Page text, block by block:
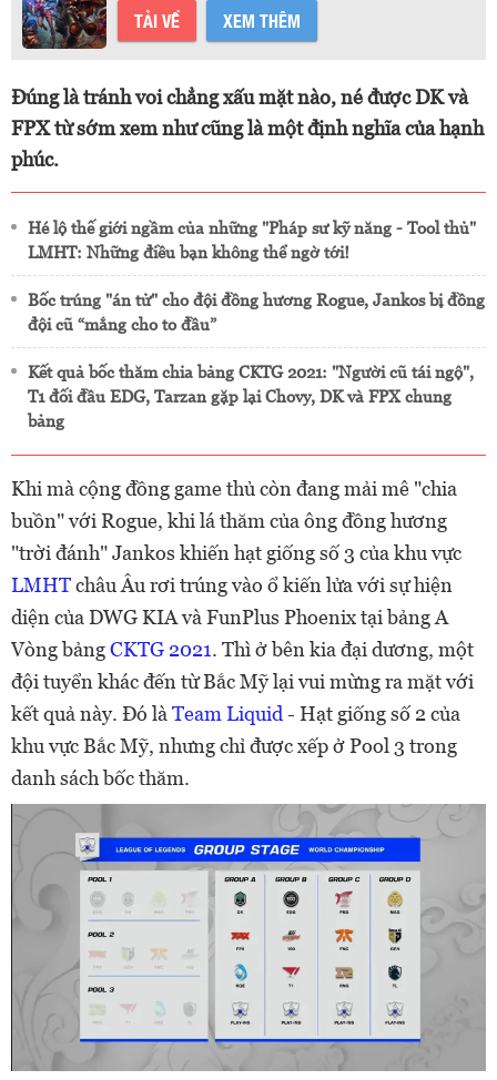
TẢI VỀ XEM THÊM
Đúng là tránh voi chẳng xấu mặt nào, né được DK và
FPX từ sớm xem như cũng là một định nghĩa của hạnh
phúc.
Hé lộ thế giới ngầm của những "Pháp sư kỹ năng - Tool thủ"
LMHT: Những điều bạn không thể ngờ tới!
Bốc trúng "án tử" cho đội đồng hương Rogue, Jankos bị đồng
đội cũ “mắng cho to đầu”
Kết quả bốc thăm chia bảng CKTG 2021: "Người cũ tái ngộ",
T1 đối đầu EDG, Tarzan gặp lại Chovy, DK và FPX chung
bảng
Khi mà cộng đồng game thủ còn đang mải mê "chia
buồn" với Rogue, khi lá thăm của ông đồng hương
"trời đánh" Jankos khiến hạt giống số 3 của khu vực
LMHTchâu Âu rơi trúng vào ổ kiến lửa với sự hiện
diện của DWG KIA và FunPlus Phoenix tại bảng A
Vòng bảngCKTG 2021. Thì ở bên kia đại dương, một
đội tuyển khác đến từ Bắc Mỹ lại vui mừng ra mặt với
kết quả này. Đó là Team Liquid - Hạt giống số 2 của
khu vực Bắc Mỹ, nhưng chỉ được xếp ở Pool 3 trong
danh sách bốc thăm.